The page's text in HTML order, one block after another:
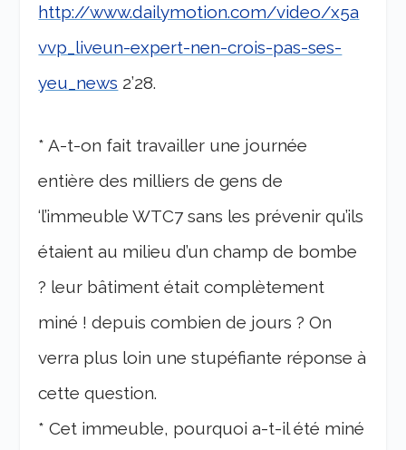
http://www.dailymotion.com/video/x5a
vvp_liveun-expert-nen-crois-pas-ses-
yeu_news 2’28.
* A-t-on fait travailler une journée
entière des milliers de gens de
‘l’immeuble WTC7 sans les prévenir qu’ils
étaient au milieu d’un champ de bombe
? leur bâtiment était complètement
miné ! depuis combien de jours ? On
verra plus loin une stupéfiante réponse à
cette question.
* Cet immeuble, pourquoi a-t-il été miné